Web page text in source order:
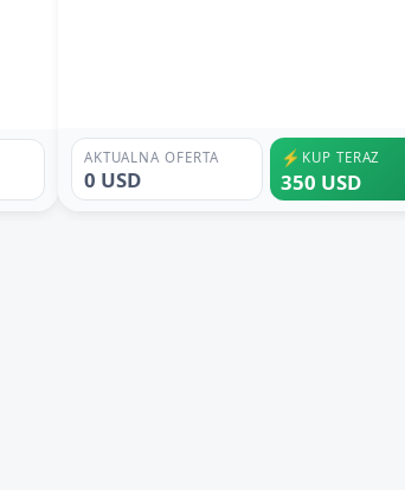
AKTUALNA OFERTA
0 USD
⚡ KUP TERAZ
350 USD